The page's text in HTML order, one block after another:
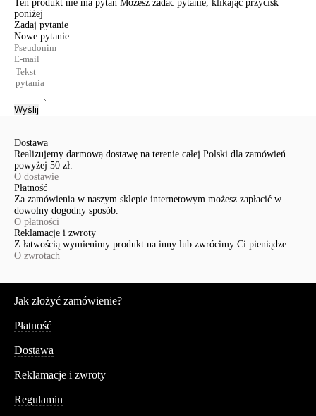
Ten produkt nie ma pytań Możesz zadać pytanie, klikając przycisk
poniżej
Zadaj pytanie
Nowe pytanie
Wyślij
Dostawa
Realizujemy darmową dostawę na terenie całej Polski dla zamówień
powyżej 50 zł.
O dostawie
Płatność
Za zamówienia w naszym sklepie internetowym możesz zapłacić w
dowolny dogodny sposób.
O płatności
Reklamacje i zwroty
Z łatwością wymienimy produkt na inny lub zwrócimy Ci pieniądze.
O zwrotach
Jak złożyć zamówienie?
Płatność
Dostawa
Reklamacje i zwroty
Regulamin